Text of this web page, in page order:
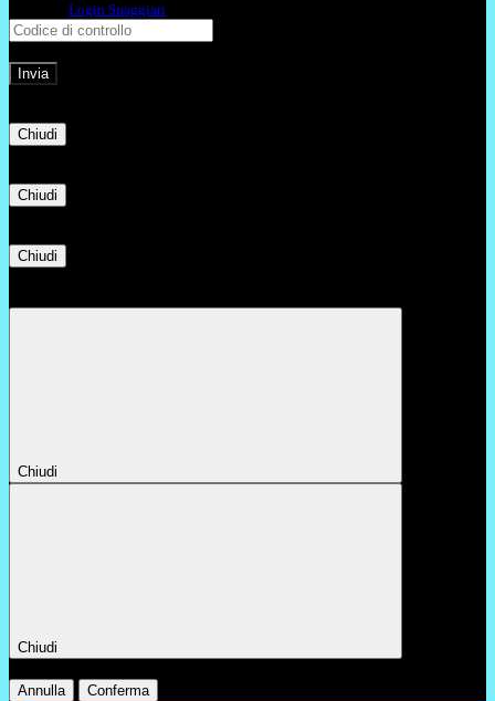
Login Spaggiari
Chiudi
Chiudi
Chiudi
Chiudi
Chiudi
Annulla Conferma